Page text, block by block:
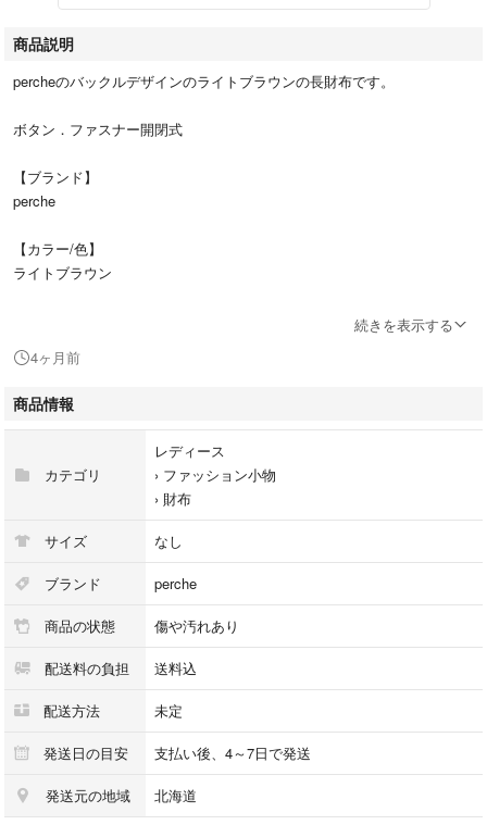
商品説明
percheのバックルデザインのライトブラウンの長財布です。
ボタン．ファスナー開閉式
【ブランド】
perche
【カラー/色】
ライトブラウン
※平置き、素人による実寸になります。誤差はあるかと思いますので御了
承ください。
お札入れ 2ヵ所
小銭入れ 1ヵ所
カード入れ 12ヵ所
フリーポケット 2ヵ所
※中古品の為、使用感、汚れ、角剥げあります(写真10枚目)。
何か御質問などありましたらコメント下さい。
続きを表示する
4ヶ月前
商品情報
カテゴリ
レディース
› ファッション小物
› 財布
サイズ なし
ブランド perche
商品の状態 傷や汚れあり
配送料の負担 送料込
配送方法 未定
発送日の目安 支払い後、4～7日で発送
発送元の地域 北海道